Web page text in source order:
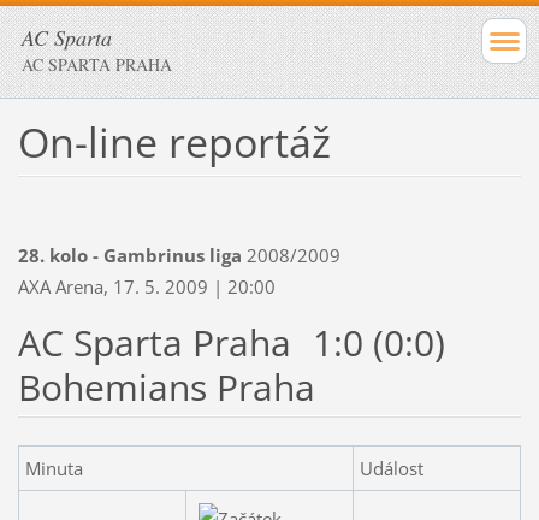
AC Sparta
AC SPARTA PRAHA
On-line reportáž
28. kolo - Gambrinus liga 2008/2009
AXA Arena, 17. 5. 2009 | 20:00
AC Sparta Praha 1:0 (0:0)
Bohemians Praha
Minuta Událost